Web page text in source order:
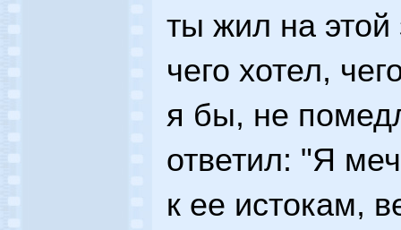
ты жил на этой
чего хотел,
я бы, не
ответил: "Я
к ее истокам,